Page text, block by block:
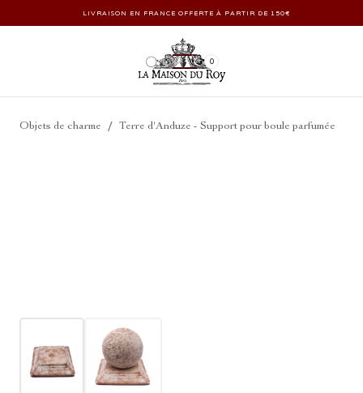
LIVRAISON EN FRANCE OFFERTE À PARTIR DE 150€
0
Objets de charme / Terre d'Anduze - Support pour boule parfumée